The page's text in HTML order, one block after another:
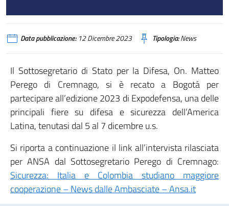
Data pubblicazione:12 Dicembre 2023 Tipologia:News
Il Sottosegretario di Stato per la Difesa, On. Matteo
Perego di Cremnago, si è recato a Bogotá per
partecipare all’edizione 2023 di Expodefensa, una delle
principali fiere su difesa e sicurezza dell’America
Latina, tenutasi dal 5 al 7 dicembre u.s.
Si riporta a continuazione il link all’intervista rilasciata
per ANSA dal Sottosegretario Perego di Cremnago:
Sicurezza: Italia e Colombia studiano maggiore
cooperazione – News dalle Ambasciate – Ansa.it